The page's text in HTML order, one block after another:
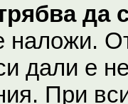
да
дали е
При